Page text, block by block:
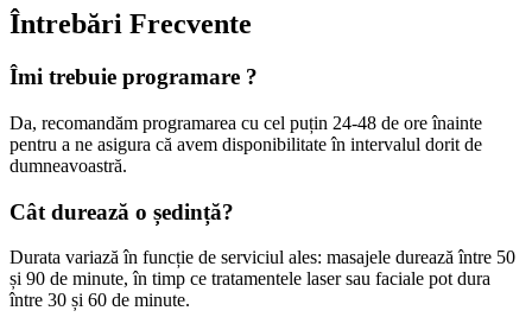
Întrebări Frecvente
Îmi trebuie programare ?
Da, recomandăm programarea cu cel puțin 24-48 de ore înainte
pentru a ne asigura că avem disponibilitate în intervalul dorit de
dumneavoastră.
Cât durează o ședință?
Durata variază în funcție de serviciul ales: masajele durează între 50
și 90 de minute, în timp ce tratamentele laser sau faciale pot dura
între 30 și 60 de minute.